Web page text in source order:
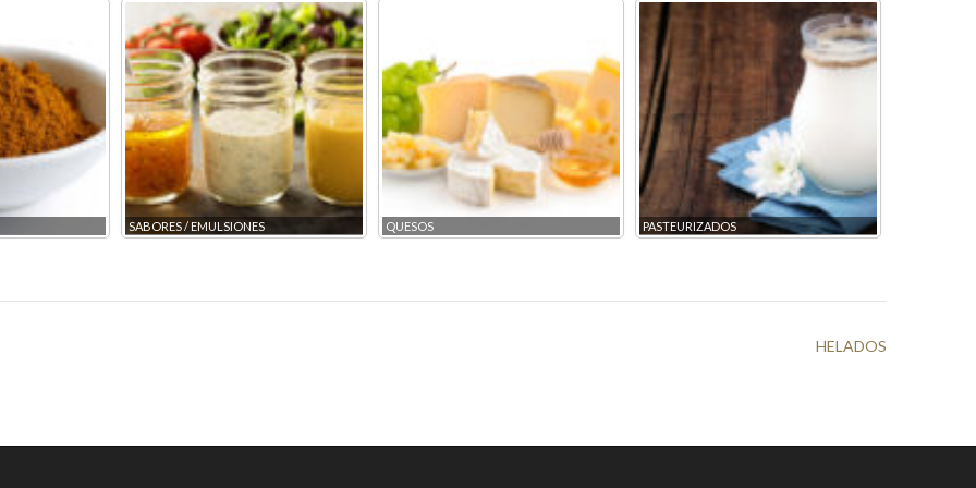
SABORES / EMULSIONES QUESOS PASTEURIZADOS
HELADOS